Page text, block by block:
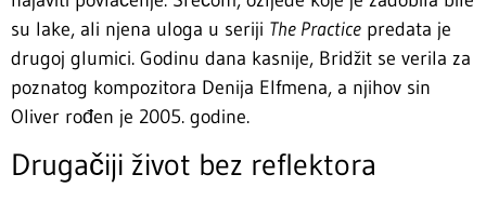
su lake, ali njena uloga u seriji The Practice predata je
drugoj glumici. Godinu dana kasnije, Bridžit se verila za
poznatog kompozitora Denija Elfmena, a njihov sin
Oliver rođen je 2005. godine.
Drugačiji život bez reflektora